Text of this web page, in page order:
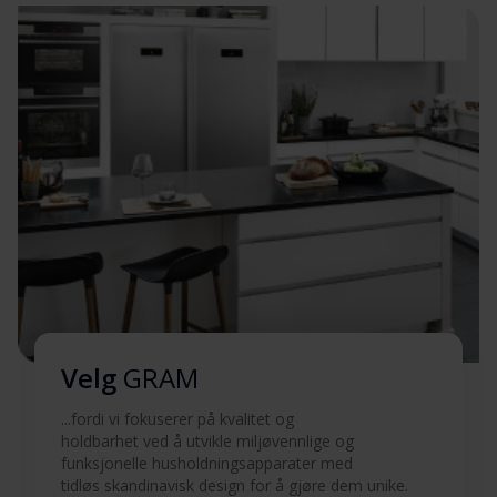
advarsler (SV)
Sikkerhetsinformasjon og
Last ned
Sikkerhetsinformasjon og
advarsler (FI)
Last ned
Brukermanual (DK,NO)
Brukermanual (EN)
Produktbilde 20KPI 674 X
Velg GRAM
...fordi vi fokuserer på kvalitet og
holdbarhet ved å utvikle miljøvennlige og
funksjonelle husholdningsapparater med
tidløs skandinavisk design for å gjøre dem unike.